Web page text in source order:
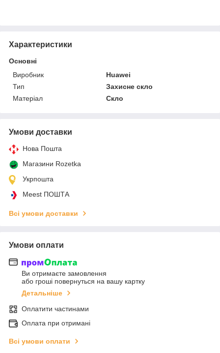
Характеристики
Основні
Виробник
Huawei
Тип
Захисне скло
Матеріал
Скло
Умови доставки
Нова Пошта
Магазини Rozetka
Укрпошта
Meest ПОШТА
Всі умови доставки
Умови оплати
Ви отримаєте замовлення
або гроші повернуться на вашу картку
Детальніше
Оплатити частинами
Оплата при отримані
Всі умови оплати